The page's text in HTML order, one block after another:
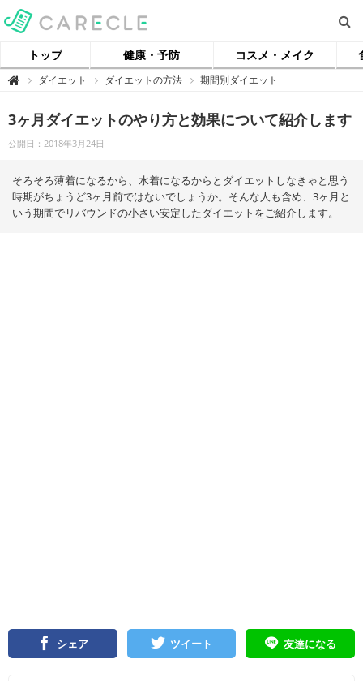
トップ 健康・予防 コスメ・メイク
 【
ル
】
ダイエット ダイエットの方法 期間別ダイエット
3ヶ月ダイエットのやり方と効果について紹介します
公開日：2018年3月24日
そろそろ薄着になるから、水着になるからとダイエットしなきゃと思う
時期がちょうど3ヶ月前ではないでしょうか。そんな人も含め、3ヶ月と
いう期間でリバウンドの小さい安定したダイエットをご紹介します。
シェア ツイート 友達になる